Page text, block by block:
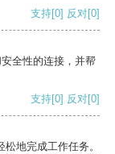
支持[0] 反对[0]
全性的连接，并帮
支持[0] 反对[0]
地完成工作任务。